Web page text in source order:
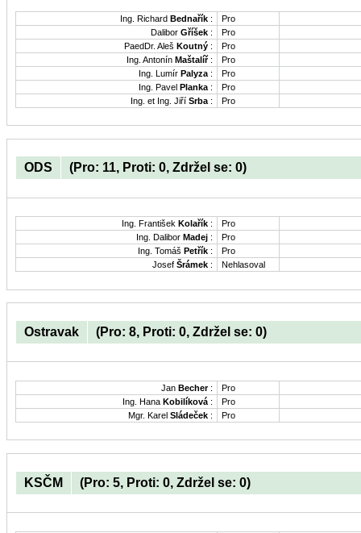
Ing. Richard Bednařík :
Pro
Dalibor Gříšek :
Pro
PaedDr. Aleš Koutný :
Pro
Ing. Antonín Maštalíř:
Pro
Ing. Lumír Palyza :
Pro
Ing. Pavel Planka :
Pro
Ing. et Ing. Jiří Srba : Pro
ODS (Pro: 11, Proti: 0, Zdržel se: 0)
Ing. František Kolařík :
Pro
Ing. Dalibor Madej :
Pro
Ing. Tomáš Petřík :
Pro
Josef Šrámek : Nehlasoval
Ostravak (Pro: 8, Proti: 0, Zdržel se: 0)
Jan Becher:
Pro
Ing. Hana Kobilíková :
Pro
Mgr. Karel Sládeček : Pro
KSČM (Pro: 5, Proti: 0, Zdržel se: 0)